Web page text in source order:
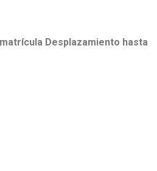
Desplazamiento hasta